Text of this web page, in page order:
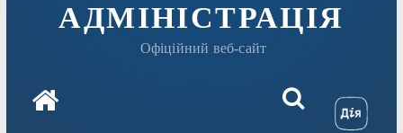
АДМІНІСТРАЦІЯ
Офіційний веб-сайт